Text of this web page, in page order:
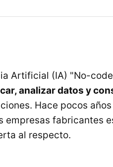
Artificial (IA) "No-
analizar datos y
Hace pocos
empresas fabricantes
al respecto.